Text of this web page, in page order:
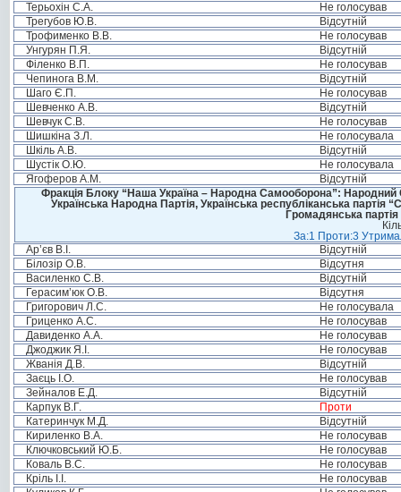
Терьохін С.А.
Не голосував
Трегубов Ю.В.
Відсутній
Трофименко В.В.
Не голосував
Унгурян П.Я.
Відсутній
Філенко В.П.
Не голосував
Чепинога В.М.
Відсутній
Шаго Є.П.
Не голосував
Шевченко А.В.
Відсутній
Шевчук С.В.
Не голосував
Шишкіна З.Л.
Не голосувала
Шкіль А.В.
Відсутній
Шустік О.Ю.
Не голосувала
Ягоферов А.М.
Відсутній
Фракція Блоку “Наша Україна – Народна Самооборона”: Народний
Українська Народна Партія, Українська республіканська
Громадянська
За:1 Проти:3
Ар’єв В.І.
Відсутній
Білозір О.В.
Відсутня
Василенко С.В.
Відсутній
Герасим’юк О.В.
Відсутня
Григорович Л.С.
Не голосувала
Гриценко А.С.
Не голосував
Давиденко А.А.
Не голосував
Джоджик Я.І.
Не голосував
Жванія Д.В.
Відсутній
Заєць І.О.
Не голосував
Зейналов Е.Д.
Відсутній
Карпук В.Г.
Проти
Катеринчук М.Д.
Відсутній
Кириленко В.А.
Не голосував
Ключковський Ю.Б.
Не голосував
Коваль В.С.
Не голосував
Кріль І.І.
Не голосував